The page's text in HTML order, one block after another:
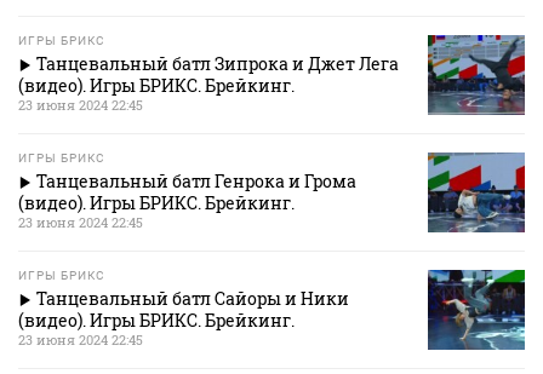
ИГРЫ БРИКС
Танцевальный батл Зипрока и Джет Лега
(видео). Игры БРИКС. Брейкинг.
23 июня 2024 22:45
ИГРЫ БРИКС
Танцевальный батл Генрока и Грома
(видео). Игры БРИКС. Брейкинг.
23 июня 2024 22:45
ИГРЫ БРИКС
Танцевальный батл Сайоры и Ники
(видео). Игры БРИКС. Брейкинг.
23 июня 2024 22:45